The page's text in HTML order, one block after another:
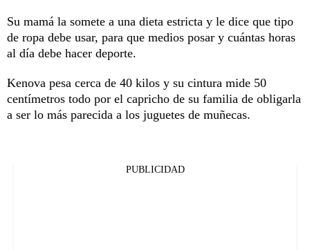
Su mamá la somete a una dieta estricta y le dice que tipo
de ropa debe usar, para que medios posar y cuántas horas
al día debe hacer deporte.
Kenova pesa cerca de 40 kilos y su cintura mide 50
centímetros todo por el capricho de su familia de obligarla
a ser lo más parecida a los juguetes de muñecas.
PUBLICIDAD